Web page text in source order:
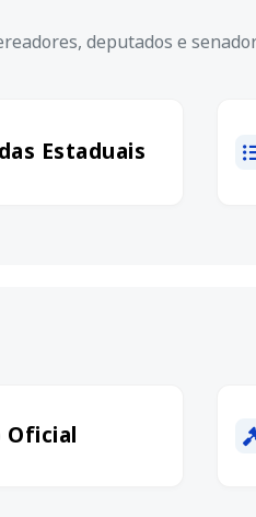
deputados e
Estaduais
Oficial